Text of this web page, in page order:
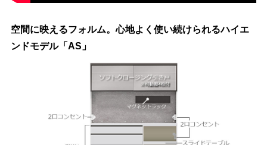
空間に映えるフォルム。心地よく使い続けられるハイエ
ンドモデル「AS」